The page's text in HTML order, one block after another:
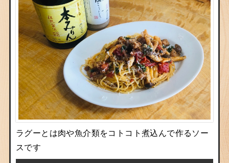
ラグーとは肉や魚介類をコトコト煮込んで作るソー
スです